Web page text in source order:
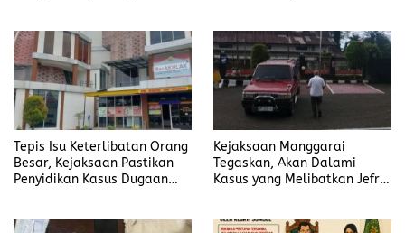
Tepis Isu Keterlibatan Orang
Besar, Kejaksaan Pastikan
Penyidikan Kasus Dugaan
Kejaksaan Manggarai
Tegaskan, Akan Dalami
Kasus yang Melibatkan Jefrin